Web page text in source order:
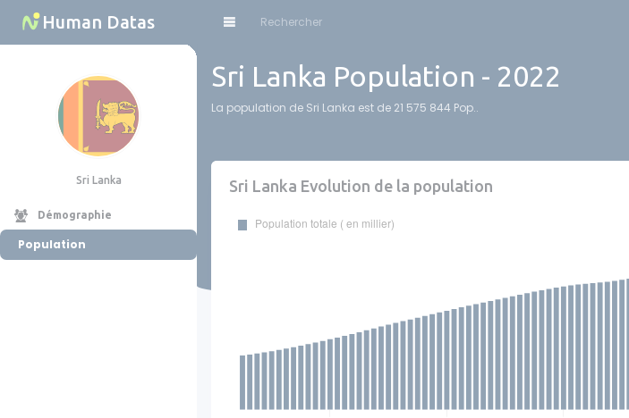
Sri Lanka Population - 2022
La population de Sri Lanka est de 21 575 844 Pop..
Sri Lanka Evolution de la population
Human Datas
Sri Lanka
Démographie
Population